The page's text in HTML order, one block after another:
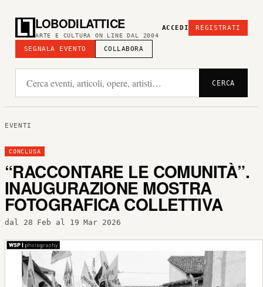
LOBODILATTICE
ARTE E CULTURA ON LINE DAL 2004
SEGNALA EVENTO COLLABORA
ACCEDI REGISTRATI
CERCA
EVENTI
CONCLUSA
“RACCONTARE LE COMUNITÀ”.
INAUGURAZIONE MOSTRA
FOTOGRAFICA COLLETTIVA
dal 28 Feb al 19 Mar 2026